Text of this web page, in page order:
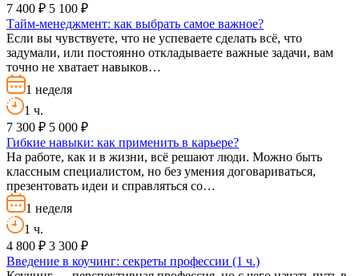
7 400 ₽ 5 100 ₽
Тайм-менеджмент: как выбрать самое важное?
Если вы чувствуете, что не успеваете сделать всё, что
задумали, или постоянно откладываете важные задачи, вам
точно не хватает навыков…
1 неделя
1 ч.
7 300 ₽ 5 000 ₽
Гибкие навыки: как применить в карьере?
На работе, как и в жизни, всё решают люди. Можно быть
классным специалистом, но без умения договариваться,
презентовать идеи и справляться со…
1 неделя
1 ч.
4 800 ₽ 3 300 ₽
Введение в коучинг: секреты профессии (1 ч.)